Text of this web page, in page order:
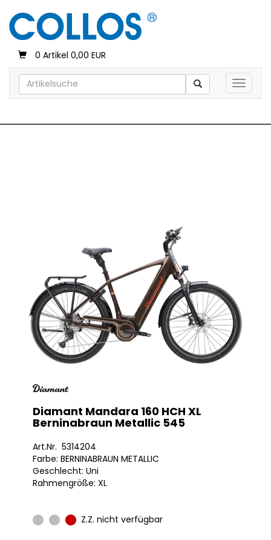
0 Artikel 0,00 EUR
Toggle
Diamant Mandara 160 HCH XL
Berninabraun Metallic 545
Art.Nr. 5314204
Farbe: BERNINABRAUN METALLIC
Geschlecht: Uni
Rahmengröße: XL
Z.Z. nicht verfügbar